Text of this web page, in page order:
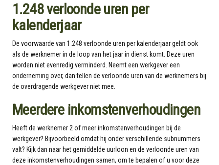
1.248 verloonde uren per
kalenderjaar
De voorwaarde van 1.248 verloonde uren per kalenderjaar geldt ook
als de werknemer in de loop van het jaar in dienst komt. Deze uren
worden niet evenredig verminderd. Neemt een werkgever een
onderneming over, dan tellen de verloonde uren van de werknemers bij
de overdragende werkgever niet mee.
Meerdere inkomstenverhoudingen
Heeft de werknemer 2 of meer inkomstenverhoudingen bij de
werkgever? Bijvoorbeeld omdat hij onder verschillende subnummers
valt? Kijk dan naar het gemiddelde uurloon en de verloonde uren van
deze inkomstenverhoudingen samen, om te bepalen of u voor deze